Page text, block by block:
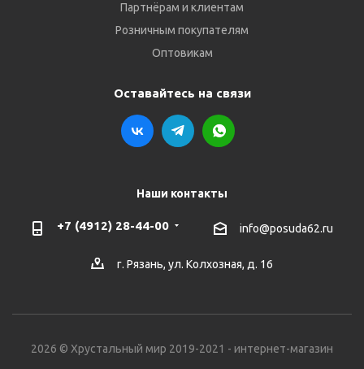
Партнёрам и клиентам
Розничным покупателям
Оптовикам
Оставайтесь на связи
Наши контакты
+7 (4912) 28-44-00 info@posuda62.ru
г. Рязань, ул. Колхозная, д. 16
2026 © Хрустальный мир 2019-2021 - интернет-магазин